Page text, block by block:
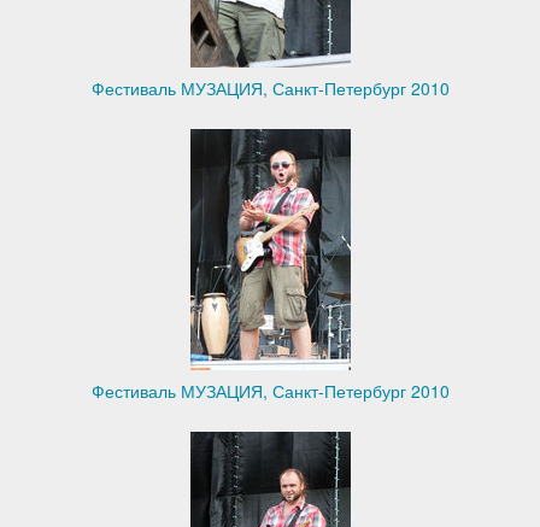
Фестиваль МУЗАЦИЯ, Санкт-Петербург 2010
Фестиваль МУЗАЦИЯ, Санкт-Петербург 2010